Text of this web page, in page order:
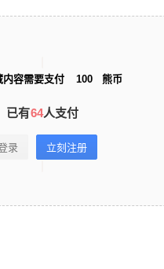
内容需要支付 100 熊币
已有64人支付
录 立刻注册